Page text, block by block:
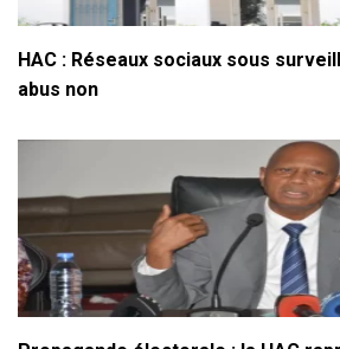
HAC : Réseaux sociaux sous
abus non